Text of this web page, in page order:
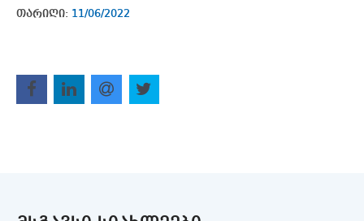
თარიღი: 11/06/2022